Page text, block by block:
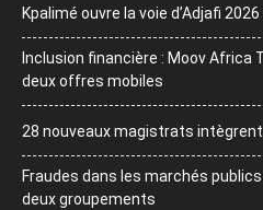
Kpalimé ouvre la voie d’Adjafi 2026
Inclusion financière : Moov Africa
deux offres mobiles
28 nouveaux magistrats
Fraudes dans les marchés
deux groupements